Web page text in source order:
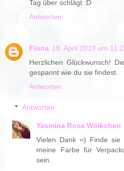
Tag über schlägt :D
Antworten
Fiona 19. April 2019 um
Herzlichen Glückwunsch!
gespannt wie du sie findest.
Antworten
Antworten
Yasmina Rosa Wölkchen
Vielen Dank =) Finde sie
meine Farbe für
sein.